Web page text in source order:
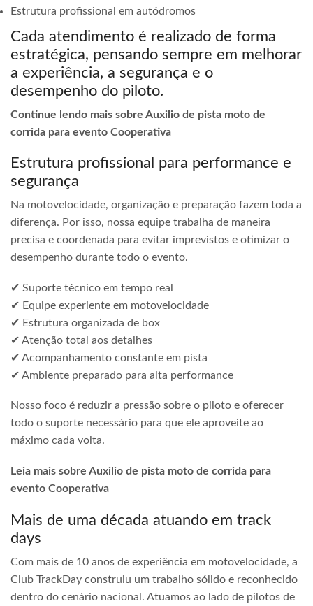
Estrutura profissional em autódromos
Cada atendimento é realizado de forma
estratégica, pensando sempre em melhorar
a experiência, a segurança e o
desempenho do piloto.
Continue lendo mais sobre Auxilio de pista moto de
corrida para evento Cooperativa
Estrutura profissional para performance e
segurança
Na motovelocidade, organização e preparação fazem toda a
diferença. Por isso, nossa equipe trabalha de maneira
precisa e coordenada para evitar imprevistos e otimizar o
desempenho durante todo o evento.
✔ Suporte técnico em tempo real
✔ Equipe experiente em motovelocidade
✔ Estrutura organizada de box
✔ Atenção total aos detalhes
✔ Acompanhamento constante em pista
✔ Ambiente preparado para alta performance
Nosso foco é reduzir a pressão sobre o piloto e oferecer
todo o suporte necessário para que ele aproveite ao
máximo cada volta.
Leia mais sobre Auxilio de pista moto de corrida para
evento Cooperativa
Mais de uma década atuando em track
days
Com mais de 10 anos de experiência em motovelocidade, a
Club TrackDay construiu um trabalho sólido e reconhecido
dentro do cenário nacional. Atuamos ao lado de pilotos de